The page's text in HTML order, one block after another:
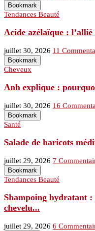
Bookmark
Tendances Beauté
Acide azélaïque :
juillet 30, 2026 11
Bookmark
Cheveux
Anh explique :
juillet 30, 2026 16
Bookmark
Santé
Salade de haricots
juillet 29, 2026 7
Bookmark
Tendances Beauté
Shampoing hydratant
chevelu...
juillet 29, 2026 6